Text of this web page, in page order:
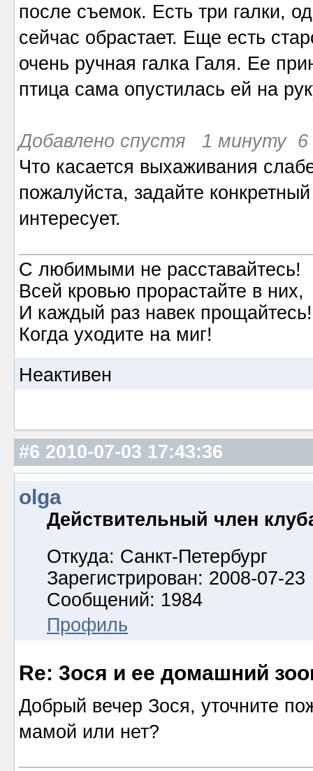
после съемок. Есть три галки,
сейчас обрастает. Еще есть
очень ручная галка Галя. Ее
птица сама опустилась ей на
Добавлено спустя 1 минуту 6
Что касается выхаживания
пожалуйста, задайте
интересует.
С любимыми не расставайтесь!
Всей кровью прорастайте в них,
И каждый раз навек прощайтесь!
Когда уходите на миг!
Неактивен
#6 2010-07-03 17:43:36
olga
Действительный член
Откуда: Санкт-Петербург
Зарегистрирован: 2008-07-23
Сообщений: 1984
Профиль
Re: 3ося и ее домашний
Добрый вечер Зося, уточните
мамой или нет?